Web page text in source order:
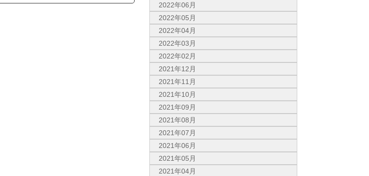
2022年06月
2022年05月
2022年04月
2022年03月
2022年02月
2021年12月
2021年11月
2021年10月
2021年09月
2021年08月
2021年07月
2021年06月
2021年05月
2021年04月